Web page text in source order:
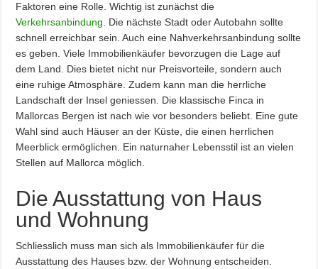
Faktoren eine Rolle. Wichtig ist zunächst die
Verkehrsanbindung . Die nächste Stadt oder Autobahn sollte
schnell erreichbar sein. Auch eine Nahverkehrsanbindung sollte
es geben. Viele Immobilienkäufer bevorzugen die Lage auf
dem Land. Dies bietet nicht nur Preisvorteile, sondern auch
eine ruhige Atmosphäre. Zudem kann man die herrliche
Landschaft der Insel geniessen. Die klassische Finca in
Mallorcas Bergen ist nach wie vor besonders beliebt. Eine gute
Wahl sind auch Häuser an der Küste, die einen herrlichen
Meerblick ermöglichen. Ein naturnaher Lebensstil ist an vielen
Stellen auf Mallorca möglich.
Die Ausstattung von Haus
und Wohnung
Schliesslich muss man sich als Immobilienkäufer für die
Ausstattung des Hauses bzw. der Wohnung entscheiden.